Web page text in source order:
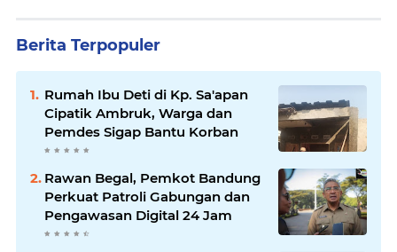
Berita Terpopuler
Rumah Ibu Deti di Kp. Sa'apan
Cipatik Ambruk, Warga dan
Pemdes Sigap Bantu Korban
Rawan Begal, Pemkot Bandung
Perkuat Patroli Gabungan dan
Pengawasan Digital 24 Jam